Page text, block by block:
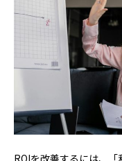
ROIを改善するには、